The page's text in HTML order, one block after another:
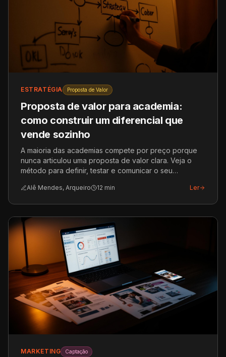
ESTRATÉGIA Proposta de Valor
Proposta de valor para academia:
como construir um diferencial que
vende sozinho
A maioria das academias compete por preço porque
nunca articulou uma proposta de valor clara. Veja o
método para definir, testar e comunicar o seu
Alê Mendes, Arqueiro 12 min Ler
MARKETING Captação